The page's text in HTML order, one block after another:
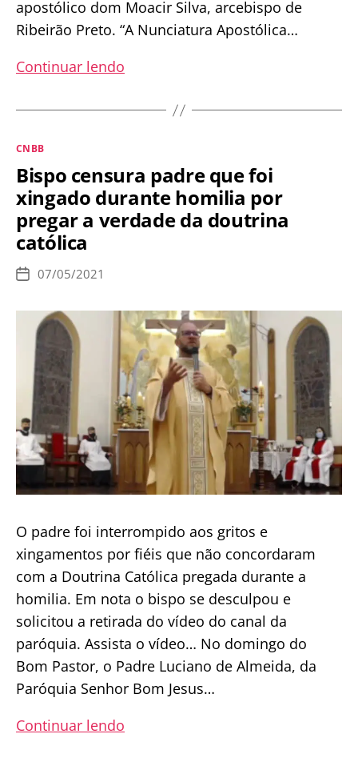
apostólico dom Moacir Silva, arcebispo de
Ribeirão Preto. “A Nunciatura Apostólica…
Continuar lendo
de
Bispo
de
Rio
Categorias
CNBB
Bispo censura padre que foi
xingado durante homilia por
pregar a verdade da doutrina
católica
Data
publicação
07/05/2021
O padre foi interrompido aos gritos e
xingamentos por fiéis que não concordaram
com a Doutrina Católica pregada durante a
homilia. Em nota o bispo se desculpou e
solicitou a retirada do vídeo do canal da
paróquia. Assista o vídeo… No domingo do
Bom Pastor, o Padre Luciano de Almeida, da
Paróquia Senhor Bom Jesus…
Continuar lendo